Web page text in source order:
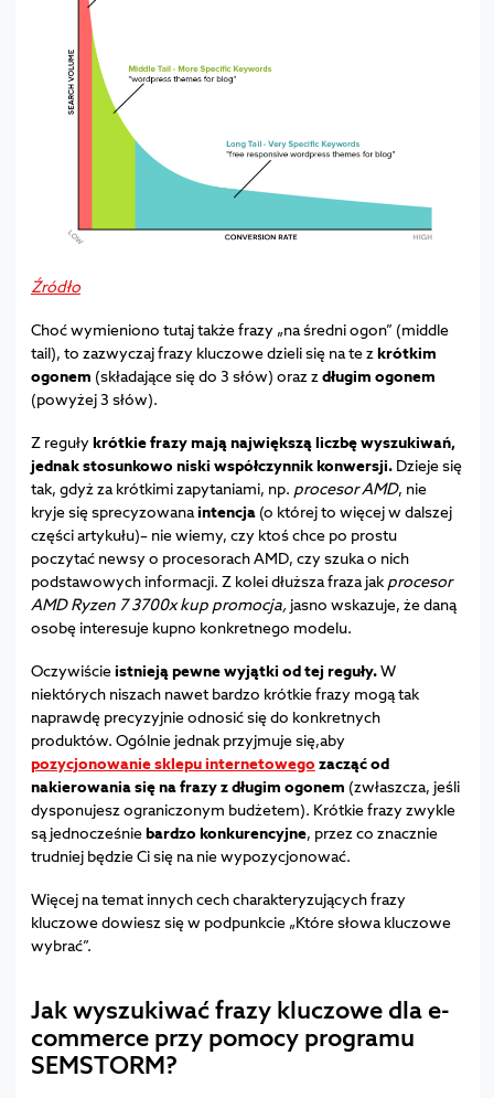
Źródło
Choć wymieniono tutaj także frazy „na średni ogon” (middle
tail), to zazwyczaj frazy kluczowe dzieli się na te zkrótkim
ogonem (składające się do 3 słów) oraz zdługim ogonem
(powyżej 3 słów).
Z regułykrótkie frazy mają największą liczbę wyszukiwań,
jednak stosunkowo niski współczynnik konwersji.Dzieje się
tak, gdyż za krótkimi zapytaniami, np. procesor AMD, nie
kryje się sprecyzowanaintencja (o której to więcej w dalszej
części artykułu)– nie wiemy, czy ktoś chce po prostu
poczytać newsy o procesorach AMD, czy szuka o nich
podstawowych informacji. Z kolei dłuższa fraza jakprocesor
AMD Ryzen 7 3700x kup promocja, jasno wskazuje, że daną
osobę interesuje kupno konkretnego modelu.
Oczywiścieistnieją pewne wyjątki od tej reguły.W
niektórych niszach nawet bardzo krótkie frazy mogą tak
naprawdę precyzyjnie odnosić się do konkretnych
produktów. Ogólnie jednak przyjmuje się,aby
pozycjonowanie sklepu internetowegozacząć od
nakierowania się na frazy z długim ogonem (zwłaszcza, jeśli
dysponujesz ograniczonym budżetem). Krótkie frazy zwykle
są jednocześniebardzo konkurencyjne, przez co znacznie
trudniej będzie Ci się na nie wypozycjonować.
Więcej na temat innych cech charakteryzujących frazy
kluczowe dowiesz się w podpunkcie „Które słowa kluczowe
wybrać”.
Jak wyszukiwać frazy kluczowe dla e-
commerce przy pomocy programu
SEMSTORM?